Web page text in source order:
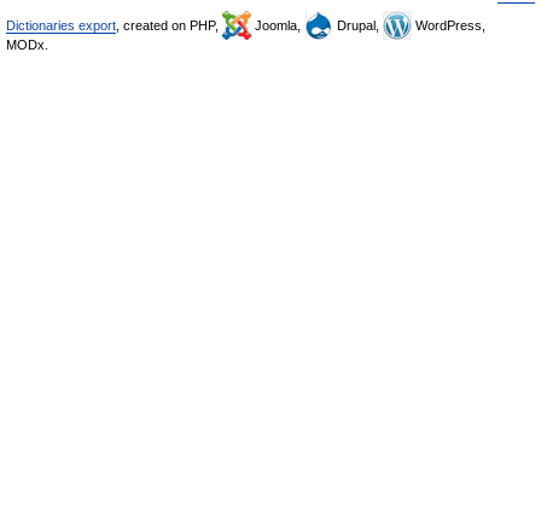
Dictionaries export , created on PHP, Joomla, Drupal,
WordPress,
MODx.